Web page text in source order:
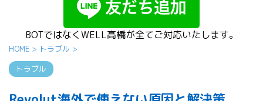
BOTではなくWELL高橋が全てご対応いたします。
HOME > トラブル >
トラブル